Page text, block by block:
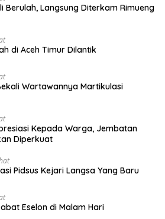
Berulah, Langsung Diterkam Rimueng
di Aceh Timur Dilantik
Wartawannya Martikulasi
Kepada Warga, Jembatan
Diperkuat
Pidsus Kejari Langsa Yang Baru
Eselon di Malam Hari